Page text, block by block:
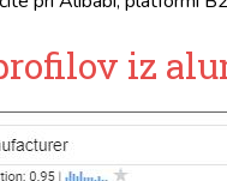
iz